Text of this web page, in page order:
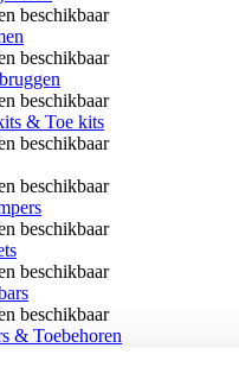
beschikbaar
beschikbaar
beschikbaar
& Toe kits
beschikbaar
beschikbaar
beschikbaar
beschikbaar
beschikbaar
& Toebehoren